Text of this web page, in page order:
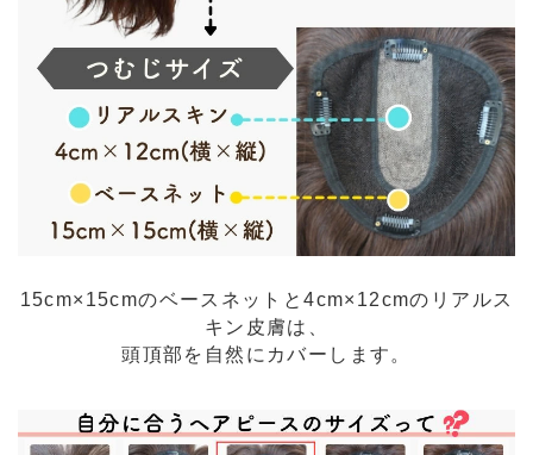
15cm×15cmのベースネットと4cm×12cmのリアルス
キン皮膚は、
頭頂部を自然にカバーします。